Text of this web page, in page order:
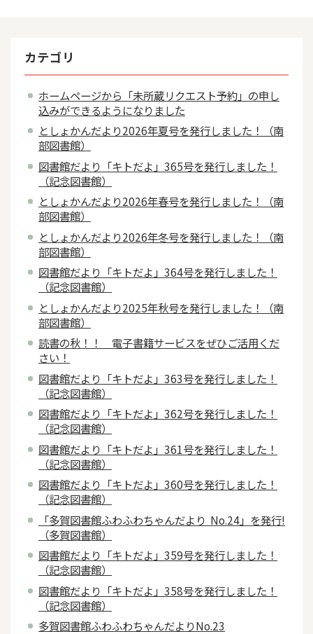
カテゴリ
ホームページから「未所蔵リクエスト予約」の申し
込みができるようになりました
としょかんだより2026年夏号を発行しました！（南
部図書館）
図書館だより「キトだよ」365号を発行しました！
（記念図書館）
としょかんだより2026年春号を発行しました！（南
部図書館）
としょかんだより2026年冬号を発行しました！（南
部図書館）
図書館だより「キトだよ」364号を発行しました！
（記念図書館）
としょかんだより2025年秋号を発行しました！（南
部図書館）
読書の秋！！ 電子書籍サービスをぜひご活用くだ
さい！
図書館だより「キトだよ」363号を発行しました！
（記念図書館）
図書館だより「キトだよ」362号を発行しました！
（記念図書館）
図書館だより「キトだよ」361号を発行しました！
（記念図書館）
図書館だより「キトだよ」360号を発行しました！
（記念図書館）
「多賀図書館ふわふわちゃんだより No.24」を発行!
（多賀図書館）
図書館だより「キトだよ」359号を発行しました！
（記念図書館）
図書館だより「キトだよ」358号を発行しました！
（記念図書館）
多賀図書館ふわふわちゃんだよりNo.23